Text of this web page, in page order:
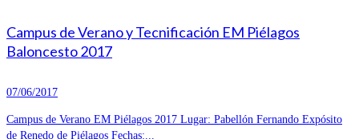
Campus de Verano y Tecnificación EM Piélagos
Baloncesto 2017
07/06/2017
Campus de Verano EM Piélagos 2017 Lugar: Pabellón Fernando Expósito
de Renedo de Piélagos Fechas:...